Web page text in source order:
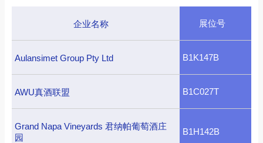
企业名称 展位号
Aulansimet Group Pty Ltd B1K147B
AWU真酒联盟 B1C027T
Grand Napa Vineyards 君纳帕葡萄酒庄
园
B1H142B